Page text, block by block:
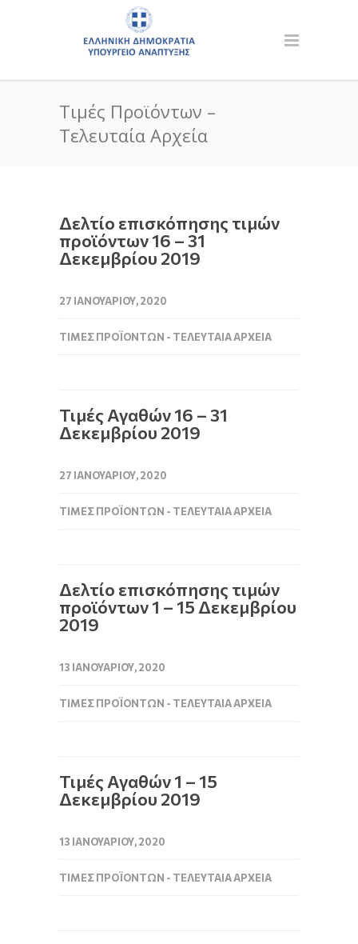
Τιμές Προϊόντων –
Τελευταία Αρχεία
Δελτίο επισκόπησης τιμών
προϊόντων 16 – 31
Δεκεμβρίου 2019
27 ΙΑΝΟΥΑΡΊΟΥ, 2020
ΤΙΜΈΣ ΠΡΟΪΌΝΤΩΝ - ΤΕΛΕΥΤΑΊΑ ΑΡΧΕΊΑ
Τιμές Αγαθών 16 – 31
Δεκεμβρίου 2019
27 ΙΑΝΟΥΑΡΊΟΥ, 2020
ΤΙΜΈΣ ΠΡΟΪΌΝΤΩΝ - ΤΕΛΕΥΤΑΊΑ ΑΡΧΕΊΑ
Δελτίο επισκόπησης τιμών
προϊόντων 1 – 15 Δεκεμβρίου
2019
13 ΙΑΝΟΥΑΡΊΟΥ, 2020
ΤΙΜΈΣ ΠΡΟΪΌΝΤΩΝ - ΤΕΛΕΥΤΑΊΑ ΑΡΧΕΊΑ
Τιμές Αγαθών 1 – 15
Δεκεμβρίου 2019
13 ΙΑΝΟΥΑΡΊΟΥ, 2020
ΤΙΜΈΣ ΠΡΟΪΌΝΤΩΝ - ΤΕΛΕΥΤΑΊΑ ΑΡΧΕΊΑ